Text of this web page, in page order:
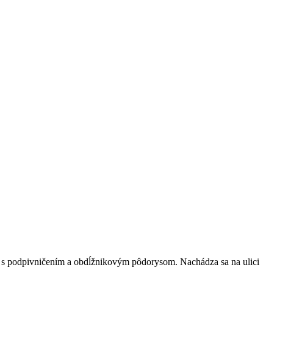
podpivničením a obdĺžnikovým pôdorysom. Nachádza sa na ulici